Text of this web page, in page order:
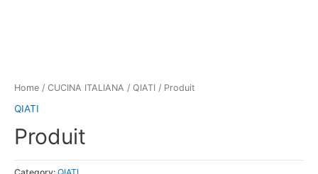
Home / CUCINA ITALIANA / QIATI / Produit
QIATI
Produit